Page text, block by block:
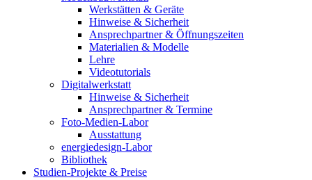
Werkstätten & Geräte
Hinweise & Sicherheit
Ansprechpartner & Öffnungszeiten
Materialien & Modelle
Lehre
Videotutorials
Digitalwerkstatt
Hinweise & Sicherheit
Ansprechpartner & Termine
Foto-Medien-Labor
Ausstattung
energiedesign-Labor
Bibliothek
Studien-Projekte & Preise